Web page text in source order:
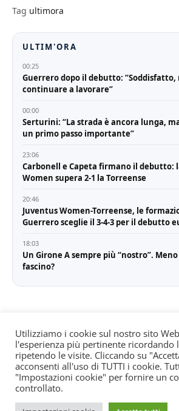
Bel Respiro si è…
Tag ultimora
ULTIM'ORA
00:25
Guerrero dopo il debutto: “Soddisfatto,
continuare a lavorare”
00:00
Serturini: “La strada è ancora lunga,
un primo passo importante”
23:06
Carbonell e Capeta firmano il debutto:
Women supera 2-1 la Torreense
20:46
Juventus Women-Torreense, le
Guerrero sceglie il 3-4-3 per il debutto
18:03
Un Girone A sempre più “nostro”.
fascino?
© All rights reserved. Quotidiano
giornali e periodici presso il
del 24/8/2022 Editore: Agostino
responsabile: Andrea Musacchio
designed byWPInterface.
Utilizziamo i cookie sul nostro sito
l'esperienza più pertinente ricordando
ripetendo le visite. Cliccando su
acconsenti all'uso di TUTTI i cookie.
"Impostazioni cookie" per fornire un
controllato.